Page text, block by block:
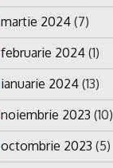
martie 2024 (7)
februarie 2024 (1)
ianuarie 2024 (13)
noiembrie 2023 (10)
octombrie 2023 (5)